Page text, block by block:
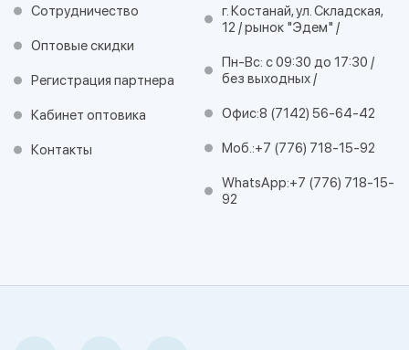
Сотрудничество
Оптовые скидки
Регистрация партнера
Кабинет оптовика
Контакты
г. Костанай, ул. Складская,
12 / рынок "Эдем" /
Пн-Вс: с 09:30 до 17:30 /
без выходных /
Офис:8 (7142) 56-64-42
Моб.:+7 (776) 718-15-92
WhatsApp:+7 (776) 718-15-
92